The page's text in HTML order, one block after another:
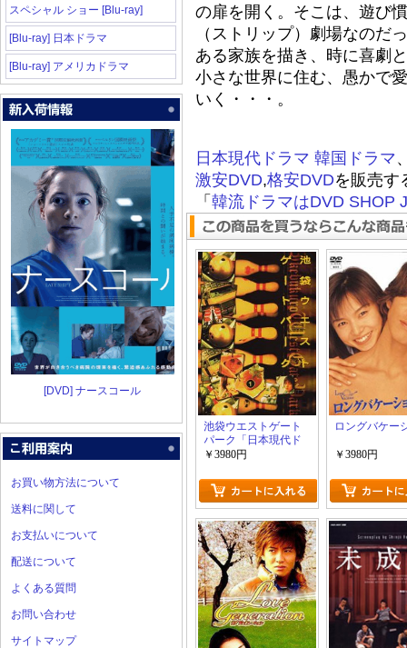
スペシャル ショー [Blu-ray]
[Blu-ray] 日本ドラマ
[Blu-ray] アメリカドラマ
[DVD] ナースコール
お買い物方法について
送料に関して
お支払いについて
配送について
よくある質問
お問い合わせ
サイトマップ
の扉を開く。そこは、遊び
（ストリップ）劇場なのだ
ある家族を描き、時に喜劇
小さな世界に住む、愚かで
いく・・・。
日本現代ドラマ 韓国ドラマ
激安DVD,格安DVDを販売す
「 韓流ドラマはDVD SHOP
池袋ウエストゲート
パーク「日本現代ド
ラマ」
￥3980円
ロングバケー
￥3980円